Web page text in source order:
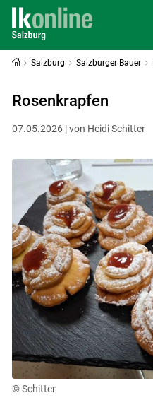
Salzburg Salzburger Bauer
Rosenkrapfen
07.05.2026 | von Heidi Schitter
© Schitter